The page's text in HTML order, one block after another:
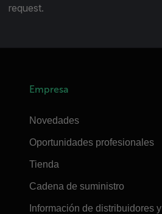
request.
Empresa
Novedades
Oportunidades profesionales
Tienda
Cadena de suministro
Información de distribuidores y